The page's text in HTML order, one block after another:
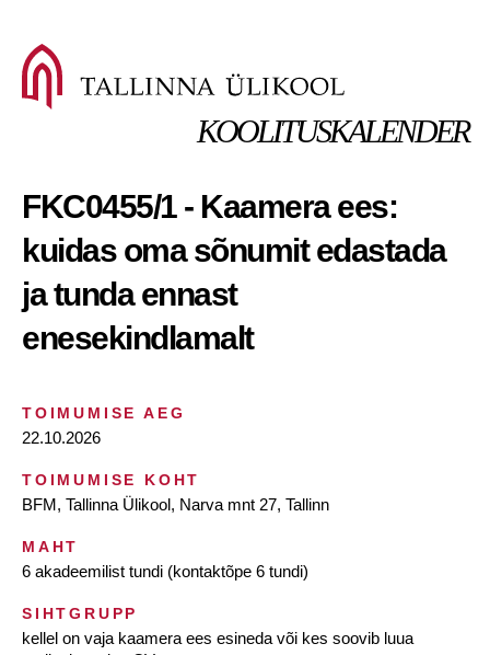
KOOLITUSKALENDER
FKC0455/1 - Kaamera ees:
kuidas oma sõnumit edastada
ja tunda ennast
enesekindlamalt
TOIMUMISE AEG
22.10.2026
TOIMUMISE KOHT
BFM, Tallinna Ülikool, Narva mnt 27, Tallinn
MAHT
6 akadeemilist tundi (kontaktõpe 6 tundi)
SIHTGRUPP
kellel on vaja kaamera ees esineda või kes soovib luua